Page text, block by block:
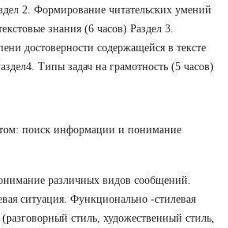
2. Формирование читательских умений
знания (6 часов) Раздел 3.
достоверности содержащейся в тексте
Типы задач на грамотность (5 часов)
поиск информации и понимание
различных видов сообщений.
ситуация. Функционально -стилевая
стиль, художественный стиль,